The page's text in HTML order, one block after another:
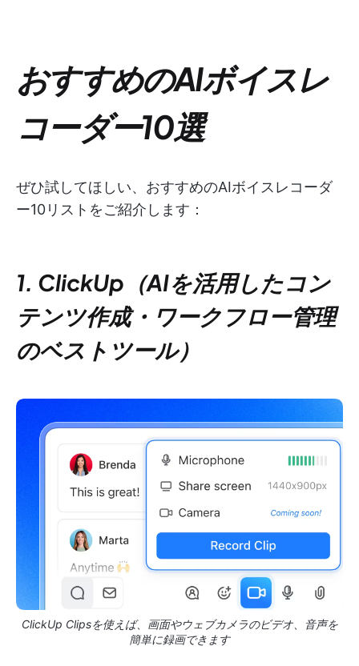
おすすめのAIボイスレ
コーダー10選
ぜひ試してほしい、おすすめのAIボイスレコーダ
ー10リストをご紹介します：
1. ClickUp（AIを活用したコン
テンツ作成・ワークフロー管理
のベストツール）
ClickUp Clipsを使えば、画面やウェブカメラのビデオ、音声を
簡単に録画できます